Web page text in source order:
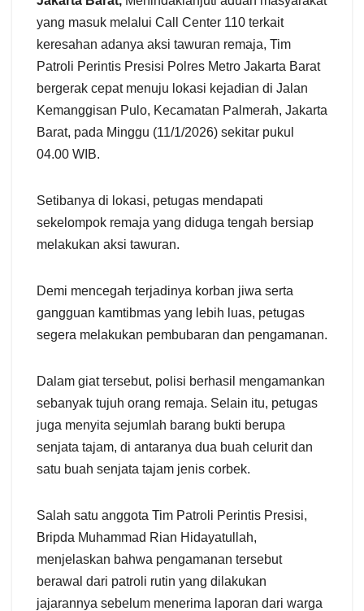
yang masuk melalui Call Center 110 terkait
keresahan adanya aksi tawuran remaja, Tim
Patroli Perintis Presisi Polres Metro Jakarta Barat
bergerak cepat menuju lokasi kejadian di Jalan
Kemanggisan Pulo, Kecamatan Palmerah, Jakarta
Barat, pada Minggu (11/1/2026) sekitar pukul
04.00 WIB.
Setibanya di lokasi, petugas mendapati
sekelompok remaja yang diduga tengah bersiap
melakukan aksi tawuran.
Demi mencegah terjadinya korban jiwa serta
gangguan kamtibmas yang lebih luas, petugas
segera melakukan pembubaran dan pengamanan.
Dalam giat tersebut, polisi berhasil mengamankan
sebanyak tujuh orang remaja. Selain itu, petugas
juga menyita sejumlah barang bukti berupa
senjata tajam, di antaranya dua buah celurit dan
satu buah senjata tajam jenis corbek.
Salah satu anggota Tim Patroli Perintis Presisi,
Bripda Muhammad Rian Hidayatullah,
menjelaskan bahwa pengamanan tersebut
berawal dari patroli rutin yang dilakukan
jajarannya sebelum menerima laporan dari warga